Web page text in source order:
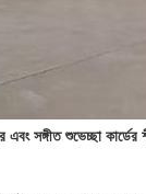
সঙ্গীত শুভেচ্ছা কার্ডের